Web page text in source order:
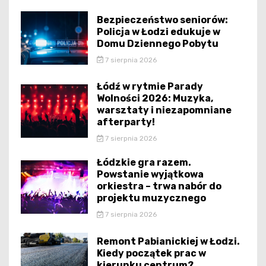
Bezpieczeństwo seniorów:
Policja w Łodzi edukuje w
Domu Dziennego Pobytu
7 sierpnia 2026
Łódź w rytmie Parady
Wolności 2026: Muzyka,
warsztaty i niezapomniane
afterparty!
7 sierpnia 2026
Łódzkie gra razem.
Powstanie wyjątkowa
orkiestra – trwa nabór do
projektu muzycznego
7 sierpnia 2026
Remont Pabianickiej w Łodzi.
Kiedy początek prac w